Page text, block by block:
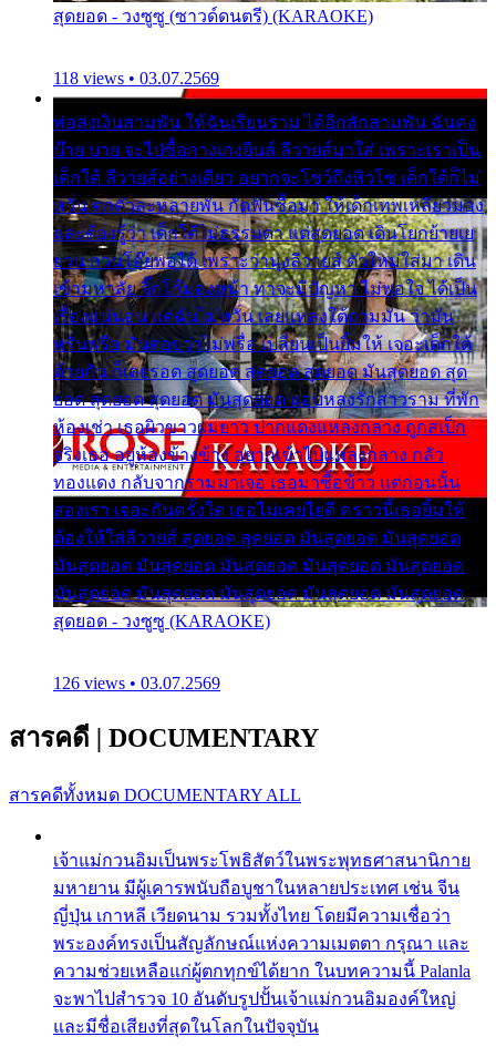
สุดยอด - วงซูซู (ซาวด์ดนตรี) (KARAOKE)
118 views • 03.07.2569
พ่อส่งเงินสามพัน ให้ฉันเรียนราม ได้อีกสักสามพัน ฉันคง
บ๊าย บาย จะไปซื้อกางเกงยีนส์ ลีวายส์มาใส่ เพราะเราเป็น
เด็กใต้ ลีวายส์อย่างเดียว อยากจะโชว์ถึงหิวโซ เด็กใต้ก็ไม่
หวั่น ตกตัวละหลายพัน กัดฟันซื้อมา ให้เด็กเทพเหลียวมอง
และต้องรู้ว่า เด็กใต้ไม่ธรรมดา แต่สุดยอด เดินโยกย้ายเย
ยวน กวนโอ๊ยพอได้ เพราะว่านุ่งลีวายส์ ตัวใหม่ใส่มา เดิน
เข้ามหาลัย จิ๊กโก๊มองหน้า ท่าจะมีปัญหา ไม่พอใจ ได้เป็น
เรื่องแน่นอน แต่ฉันไม่หวั่น เลยแหลงใต้ถามมัน ว่ามัน
พรั่นพรือ มันตอบว่าไม่พรื่อ เปลี่ยนเป็นยิ้มให้ เจอะเด็กใต้
ด้วยกัน ก็เลยรอด สุดยอด สุดยอด สุดยอด มันสุดยอด สุด
ยอด สุดยอด สุดยอด มันสุดยอด แอบหลงรักสาวราม ที่พัก
ห้องเช่า เธอผิวขาวผมยาว ปากแดงแหลงกลาง ถูกสเป็ก
จริงเธอ อยู่ห้องข้างข้าง อยากเข้าไปแหลงกลาง กลัว
ทองแดง กลับจากรามมาเจอ เธอมาซื้อข้าว แต่ก่อนนั้น
สองเรา เจอะกันครั้งใด เธอไม่เคยไยดี คราวนี้เธอยิ้มให้
ต้องให้ใส่ลีวายส์ สุดยอด สุดยอด มันสุดยอด มันสุดยอด
มันสุดยอด มันสุดยอด มันสุดยอด มันสุดยอด มันสุดยอด
มันสุดยอด มันสุดยอด มันสุดยอด มันสุดยอด มันสุดยอด
สุดยอด - วงซูซู (KARAOKE)
126 views • 03.07.2569
สารคดี | DOCUMENTARY
สารคดีทั้งหมด DOCUMENTARY ALL
เจ้าแม่กวนอิมเป็นพระโพธิสัตว์ในพระพุทธศาสนานิกาย
มหายาน มีผู้เคารพนับถือบูชาในหลายประเทศ เช่น จีน
ญี่ปุ่น เกาหลี เวียดนาม รวมทั้งไทย โดยมีความเชื่อว่า
พระองค์ทรงเป็นสัญลักษณ์แห่งความเมตตา กรุณา และ
ความช่วยเหลือแก่ผู้ตกทุกข์ได้ยาก ในบทความนี้ Palanla
จะพาไปสำรวจ 10 อันดับรูปปั้นเจ้าแม่กวนอิมองค์ใหญ่
และมีชื่อเสียงที่สุดในโลกในปัจจุบัน